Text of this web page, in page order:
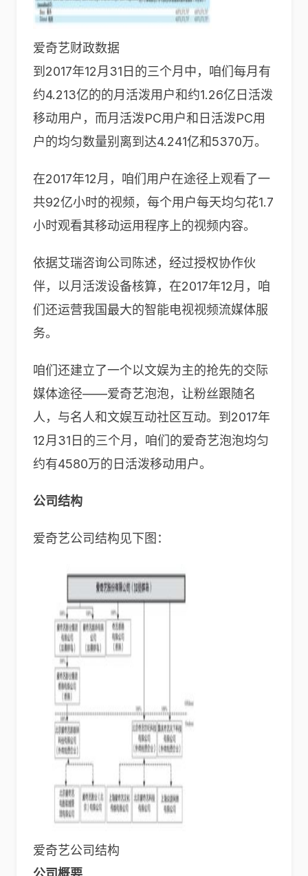
爱奇艺财政数据
到2017年12月31日的三个月中，咱们每月有
约4.213亿的的月活泼用户和约1.26亿日活泼
移动用户，而月活泼PC用户和日活泼PC用
户的均匀数量别离到达4.241亿和5370万。
在2017年12月，咱们用户在途径上观看了一
共92亿小时的视频，每个用户每天均匀花1.7
小时观看其移动运用程序上的视频内容。
依据艾瑞咨询公司陈述，经过授权协作伙
伴，以月活泼设备核算，在2017年12月，咱
们还运营我国最大的智能电视视频流媒体服
务。
咱们还建立了一个以文娱为主的抢先的交际
媒体途径——爱奇艺泡泡，让粉丝跟随名
人，与名人和文娱互动社区互动。到2017年
12月31日的三个月，咱们的爱奇艺泡泡均匀
约有4580万的日活泼移动用户。
公司结构
爱奇艺公司结构见下图：
爱奇艺公司结构